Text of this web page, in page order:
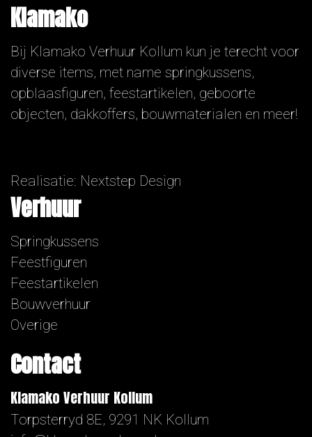
Klamako
Bij Klamako Verhuur Kollum kun je terecht voor
diverse items, met name springkussens,
opblaasfiguren, feestartikelen, geboorte
objecten, dakkoffers, bouwmaterialen en meer!
Realisatie: Nextstep Design
Verhuur
Springkussens
Feestfiguren
Feestartikelen
Bouwverhuur
Overige
Contact
Klamako Verhuur Kollum
Torpsterryd 8E, 9291 NK Kollum